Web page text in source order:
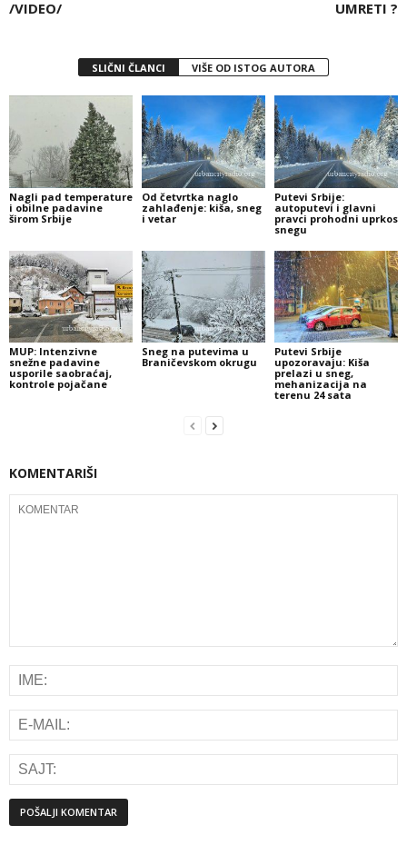
/VIDEO/ UMRETI ?
SLIČNI ČLANCI VIŠE OD ISTOG AUTORA
Nagli pad temperature
i obilne padavine
širom Srbije
Od četvrtka naglo
zahlađenje: kiša, sneg
i vetar
Putevi Srbije:
autoputevi i glavni
pravci prohodni uprkos
snegu
MUP: Intenzivne
snežne padavine
usporile saobraćaj,
kontrole pojačane
Sneg na putevima u
Braničevskom okrugu
Putevi Srbije
upozoravaju: Kiša
prelazi u sneg,
mehanizacija na
terenu 24 sata
KOMENTARIŠI